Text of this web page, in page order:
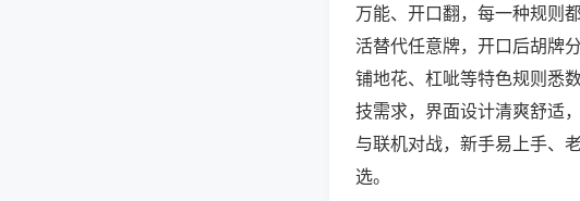
万能、开口翻，每一种规则
活替代任意牌，开口后胡牌
铺地花、杠呲等特色规则悉
技需求，界面设计清爽舒适
与联机对战，新手易上手、
选。